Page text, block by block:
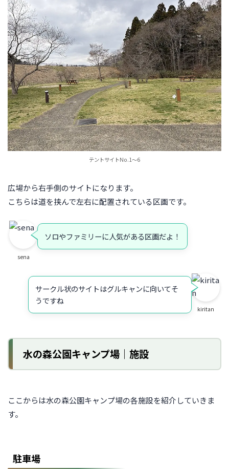
テントサイトNo.1～6
広場から右手側のサイトになります。
こちらは道を挟んで左右に配置されている区画です。
sena
ソロやファミリーに人気がある区画だよ！
kiritan
サークル状のサイトはグルキャンに向いてそ
うですね
水の森公園キャンプ場｜施設
ここからは水の森公園キャンプ場の各施設を紹介していきま
す。
駐車場